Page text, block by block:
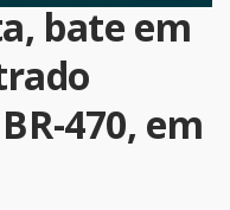
bate em
470, em